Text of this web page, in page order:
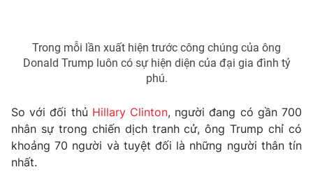
VTV Sức khoẻ Bất động sản
Thị trường 24h Tấm lòng Việt
VTV4 Vươn mình bằng AI
Trong mỗi lần xuất hiện trước công chúng của ông
Donald Trump luôn có sự hiện diện của đại gia đình tỷ
phú.
So với đối thủ Hillary Clinton, người đang có gần 700
nhân sự trong chiến dịch tranh cử, ông Trump chỉ có
khoảng 70 người và tuyệt đối là những người thân tín
nhất.